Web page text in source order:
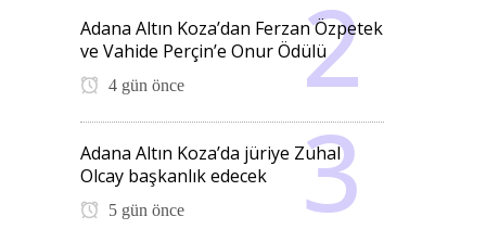
Adana Altın Koza’dan Ferzan Özpetek
ve Vahide Perçin’e Onur Ödülü
4 gün önce
Adana Altın Koza’da jüriye Zuhal
Olcay başkanlık edecek
5 gün önce